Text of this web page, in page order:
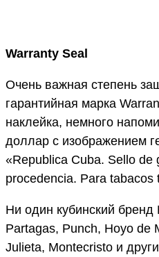
Warranty Seal
Очень важная степень
гарантийная марка
наклейка, немного
доллар с изображением
«Republica Cuba. Sello de
procedencia. Para tabacos
Ни один кубинский бренд
Partagas, Punch, Hoyo de
Julieta, Montecristo и